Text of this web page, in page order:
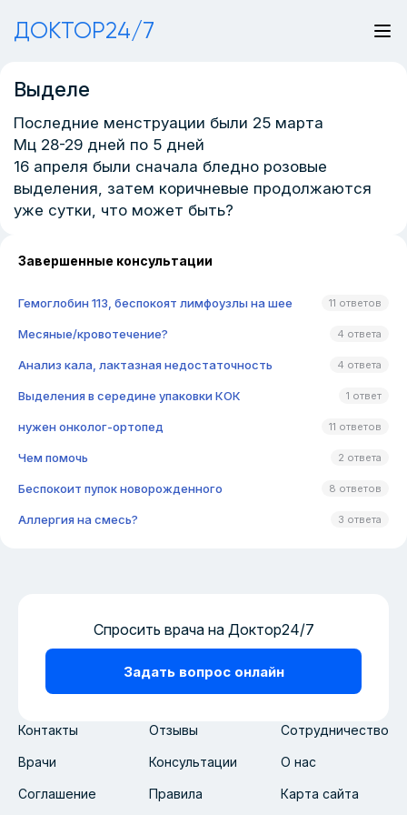
ДОКТОР24/7
Выделе
Последние менструации были 25 марта
Мц 28-29 дней по 5 дней
16 апреля были сначала бледно розовые
выделения, затем коричневые продолжаются
уже сутки, что может быть?
Завершенные консультации
Гемоглобин 113, беспокоят лимфоузлы на шее 11 ответов
Месяные/кровотечение? 4 ответа
Анализ кала, лактазная недостаточность 4 ответа
Выделения в середине упаковки КОК 1 ответ
нужен онколог-ортопед 11 ответов
Чем помочь 2 ответа
Беспокоит пупок новорожденного 8 ответов
Аллергия на смесь? 3 ответа
Контакты Отзывы Сотрудничество
Врачи Консультации О нас
Соглашение Правила Карта сайта
Спросить врача на Доктор24/7
Задать вопрос онлайн